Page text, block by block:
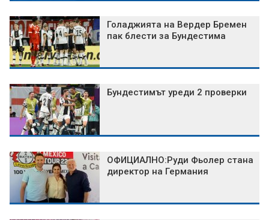
Голаджията на Вердер Бремен
пак блести за Бундестима
Бундестимът уреди 2 проверки
ОФИЦИАЛНО:Руди Фьолер стана
директор на Германия